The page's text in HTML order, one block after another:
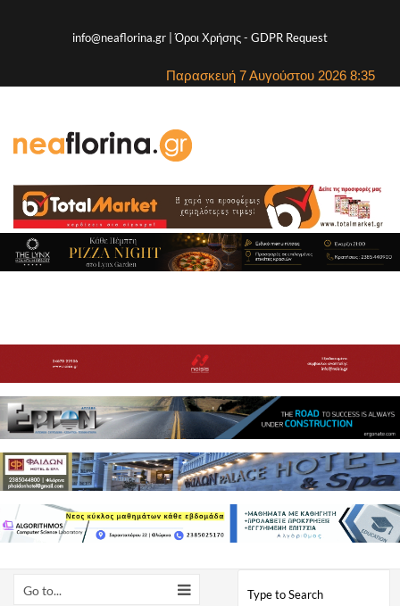
info@neaflorina.gr |Όροι Χρήσης- GDPR Request
Παρασκευή 7 Αυγούστου 2026 8:35
Go to...